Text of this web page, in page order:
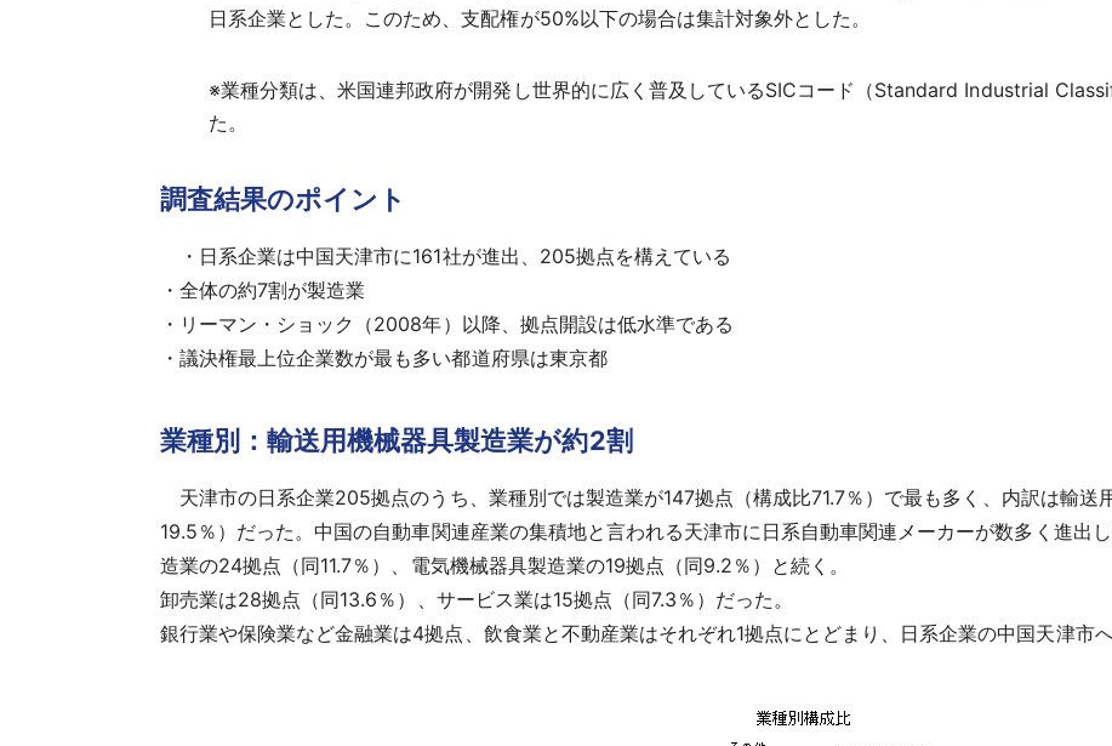
日系企業とした。このため、支配権が50%以下の場合は集計対象外とした。
※業種分類は、米国連邦政府が開発し世界的に広く普及しているSICコード（Standard Industrial
た。
調査結果のポイント
・日系企業は中国天津市に161社が進出、205拠点を構えている
・全体の約7割が製造業
・リーマン・ショック（2008年）以降、拠点開設は低水準である
・議決権最上位企業数が最も多い都道府県は東京都
業種別：輸送用機械器具製造業が約2割
天津市の日系企業205拠点のうち、業種別では製造業が147拠点（構成比71.7％）で最も多く、内訳は輸送
19.5％）だった。中国の自動車関連産業の集積地と言われる天津市に日系自動車関連メーカーが数多く進出
造業の24拠点（同11.7％）、電気機械器具製造業の19拠点（同9.2％）と続く。
卸売業は28拠点（同13.6％）、サービス業は15拠点（同7.3％）だった。
銀行業や保険業など金融業は4拠点、飲食業と不動産業はそれぞれ1拠点にとどまり、日系企業の中国天津市